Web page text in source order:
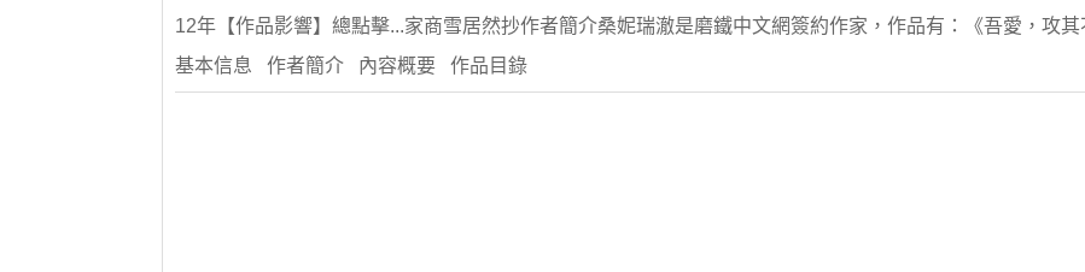
12年【作品影響】總點擊...家商雪居然抄作者簡介桑妮瑞澈是磨鐵中文網簽約作家，作品有：《吾愛，攻其
基本信息 作者簡介 內容概要 作品目錄